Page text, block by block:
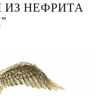
НЕФРИТА